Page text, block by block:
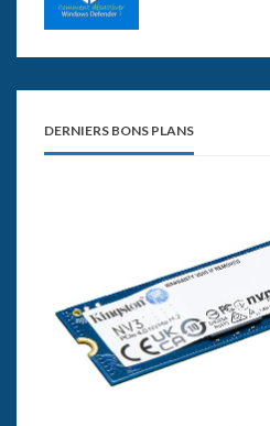
DERNIERS BONS PLANS